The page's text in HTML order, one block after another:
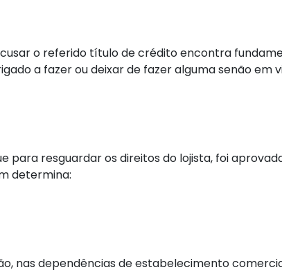
o referido título de crédito encontra
a fazer ou deixar de fazer alguma senão em
para resguardar os direitos do lojista, foi
determina:
nas dependências de estabelecimento